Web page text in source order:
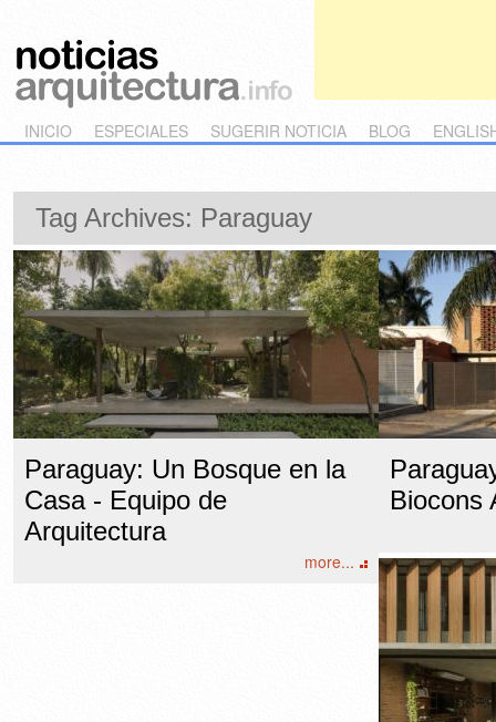
Main menu
Skip to primary content
Skip to secondary content
INICIO ESPECIALES SUGERIR NOTICIA BLOG
Tag Archives: Paraguay
Paraguay: Un Bosque en la
Casa - Equipo de
Arquitectura
more...
Biocons